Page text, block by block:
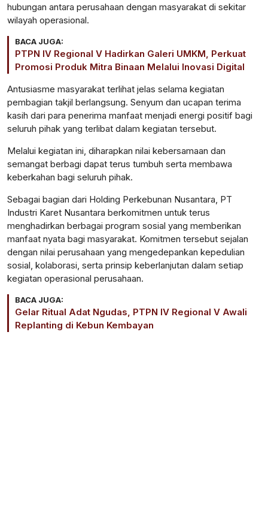
hubungan antara perusahaan dengan masyarakat di sekitar
wilayah operasional.
BACA JUGA:
PTPN IV Regional V Hadirkan Galeri UMKM, Perkuat
Promosi Produk Mitra Binaan Melalui Inovasi Digital
Antusiasme masyarakat terlihat jelas selama kegiatan
pembagian takjil berlangsung. Senyum dan ucapan terima
kasih dari para penerima manfaat menjadi energi positif bagi
seluruh pihak yang terlibat dalam kegiatan tersebut.
Melalui kegiatan ini, diharapkan nilai kebersamaan dan
semangat berbagi dapat terus tumbuh serta membawa
keberkahan bagi seluruh pihak.
Sebagai bagian dari Holding Perkebunan Nusantara, PT
Industri Karet Nusantara berkomitmen untuk terus
menghadirkan berbagai program sosial yang memberikan
manfaat nyata bagi masyarakat. Komitmen tersebut sejalan
dengan nilai perusahaan yang mengedepankan kepedulian
sosial, kolaborasi, serta prinsip keberlanjutan dalam setiap
kegiatan operasional perusahaan.
BACA JUGA:
Gelar Ritual Adat Ngudas, PTPN IV Regional V Awali
Replanting di Kebun Kembayan